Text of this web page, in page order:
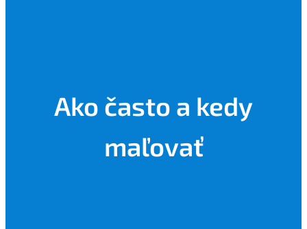
Ako často a kedy
maľovať